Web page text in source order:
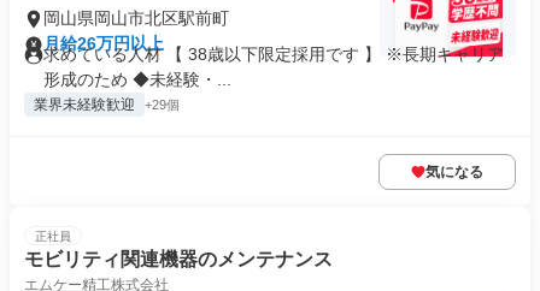
岡山県岡山市北区駅前町
月給26万円以上
求めている人材 【 38歳以下限定採用です 】 ※長期キャリア
形成のため ◆未経験・...
業界未経験歓迎 +29個
気になる
正社員
モビリティ関連機器のメンテナンス
エムケー精工株式会社